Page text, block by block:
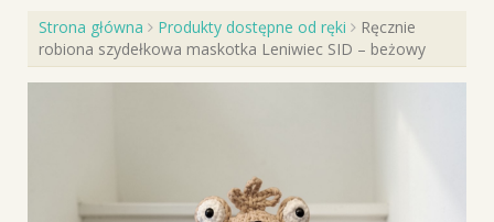
Strona główna Produkty dostępne od ręki
Ręcznie
robiona szydełkowa maskotka Leniwiec SID – beżowy